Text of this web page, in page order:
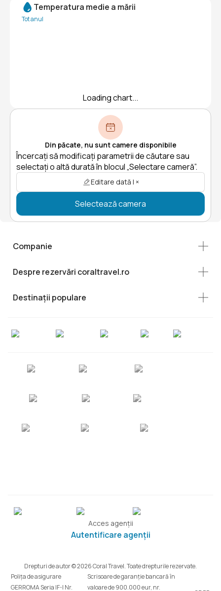
Temperatura medie a mării
Tot anul
Loading chart...
Din păcate, nu sunt camere disponibile
Încercați să modificați parametrii de căutare sau
selectați o altă durată în blocul „Selectare cameră”.
Editare dată | ×
Selectează camera
Companie
Despre rezervări coraltravel.ro
Destinații populare
Acces agenții
Autentificare agenții
Drepturi de autor © 2026 Coral Travel. Toate drepturile rezervate.
Polița de asigurare
GERROMA Seria IF-I Nr.
Scrisoare de garanție bancară în
valoare de 900.000 eur, nr.